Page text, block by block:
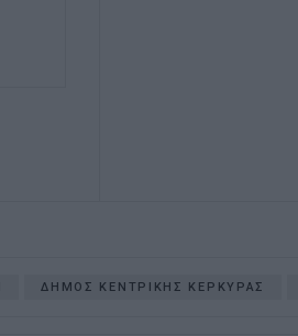
ΔΗΜΟΣ ΚΕΝΤΡΙΚΗΣ ΚΕΡΚΥΡΑΣ